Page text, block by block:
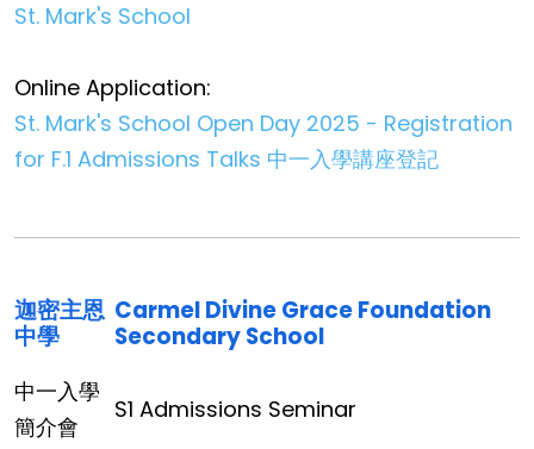
St. Mark's School
Online Application:
St. Mark's School Open Day 2025 - Registration
for F.1 Admissions Talks 中一入學講座登記
迦密主恩
中學
Carmel Divine Grace Foundation
Secondary School
中一入學
簡介會
S1 Admissions Seminar